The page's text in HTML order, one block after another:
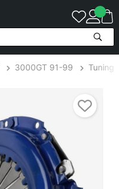
3000GT 91-99 Tuning